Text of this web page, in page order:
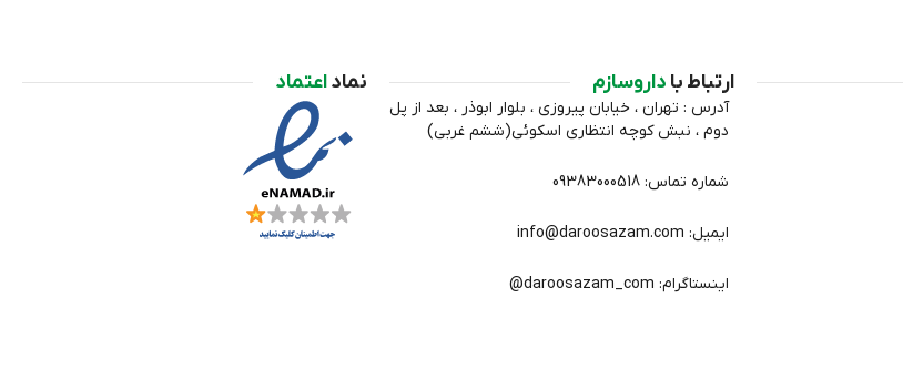
ارتباط با داروسازم
آدرس : تهران ، خیابان پیروزی ، بلوار ابوذر ، بعد از پل
دوم ، نبش کوچه انتظاري اسکوئی(ششم غربی)
شماره تماس: 09383000518
ایمیل: info@daroosazam.com
اینستاگرام: daroosazam_com@
نماداعتماد